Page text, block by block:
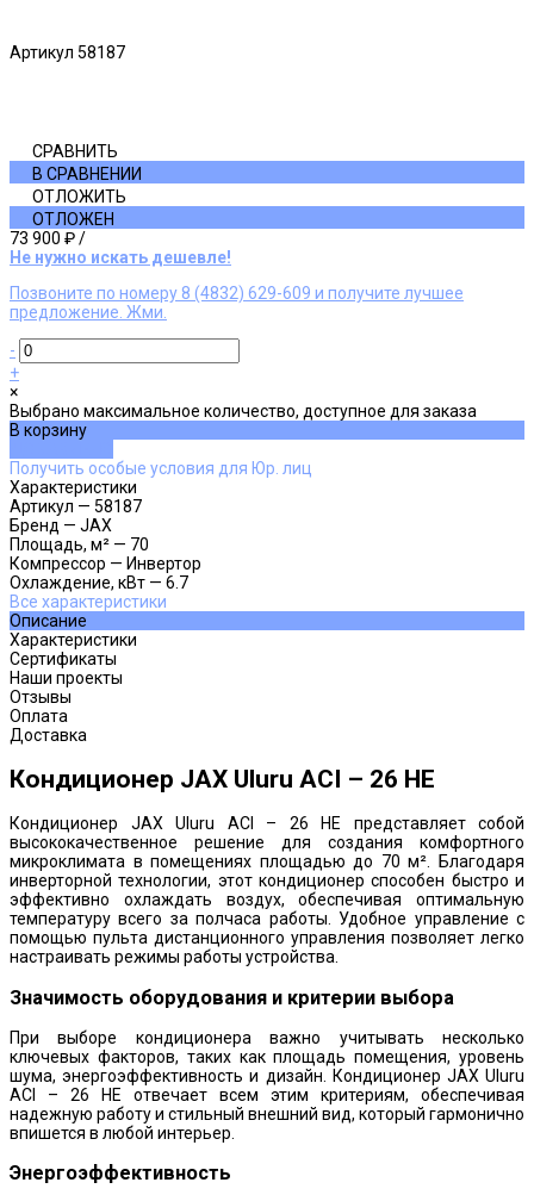
Артикул 58187
СРАВНИТЬ
В СРАВНЕНИИ
ОТЛОЖИТЬ
ОТЛОЖЕН
73 900 ₽/
Не нужно искать дешевле!
Позвоните по номеру 8 (4832) 629-609 и получите лучшее
предложение. Жми.
-
+
×
Выбрано максимальное количество, доступное для заказа
В корзину
Получить особые условия для Юр. лиц
Характеристики
Артикул — 58187
Бренд — JAX
Площадь, м² — 70
Компрессор — Инвертор
Охлаждение, кВт — 6.7
Все характеристики
Описание
Характеристики
Сертификаты
Наши проекты
Отзывы
Оплата
Доставка
Кондиционер JAX Uluru ACI – 26 HE
Кондиционер JAX Uluru ACI – 26 HE представляет собой
высококачественное решение для создания комфортного
микроклимата в помещениях площадью до 70 м². Благодаря
инверторной технологии, этот кондиционер способен быстро и
эффективно охлаждать воздух, обеспечивая оптимальную
температуру всего за полчаса работы. Удобное управление с
помощью пульта дистанционного управления позволяет легко
настраивать режимы работы устройства.
Значимость оборудования и критерии выбора
При выборе кондиционера важно учитывать несколько
ключевых факторов, таких как площадь помещения, уровень
шума, энергоэффективность и дизайн. Кондиционер JAX Uluru
ACI – 26 HE отвечает всем этим критериям, обеспечивая
надежную работу и стильный внешний вид, который гармонично
впишется в любой интерьер.
Энергоэффективность